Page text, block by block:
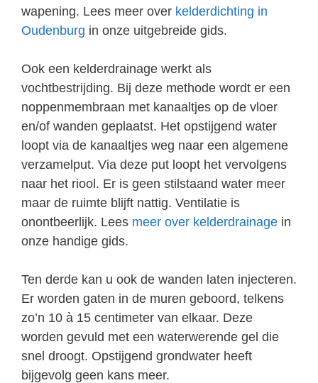
wapening. Lees meer over kelderdichting in
Oudenburg in onze uitgebreide gids.
Ook een kelderdrainage werkt als
vochtbestrijding. Bij deze methode wordt er een
noppenmembraan met kanaaltjes op de vloer
en/of wanden geplaatst. Het opstijgend water
loopt via de kanaaltjes weg naar een algemene
verzamelput. Via deze put loopt het vervolgens
naar het riool. Er is geen stilstaand water meer
maar de ruimte blijft nattig. Ventilatie is
onontbeerlijk. Lees meer over kelderdrainage in
onze handige gids.
Ten derde kan u ook de wanden laten injecteren.
Er worden gaten in de muren geboord, telkens
zo’n 10 à 15 centimeter van elkaar. Deze
worden gevuld met een waterwerende gel die
snel droogt. Opstijgend grondwater heeft
bijgevolg geen kans meer.